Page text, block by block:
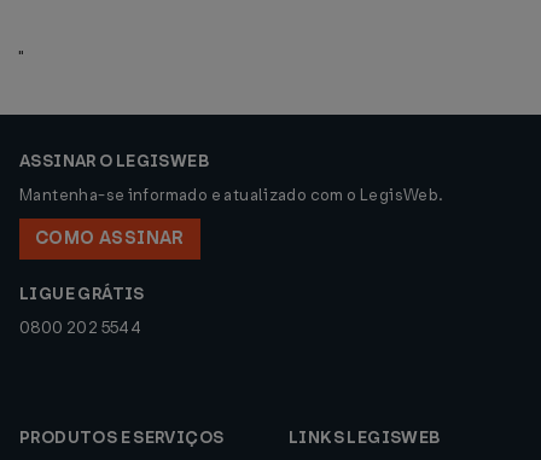
"
ASSINAR O LEGISWEB
Mantenha-se informado e atualizado com o LegisWeb.
COMO ASSINAR
LIGUE GRÁTIS
0800 202 5544
PRODUTOS E SERVIÇOS
LINKS LEGISWEB